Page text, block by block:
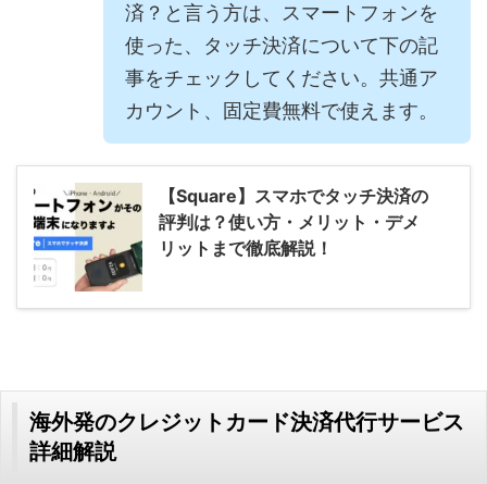
済？と言う方は、スマートフォンを
使った、タッチ決済について下の記
事をチェックしてください。共通ア
カウント、固定費無料で使えます。
【Square】スマホでタッチ決済の
評判は？使い方・メリット・デメ
リットまで徹底解説！
海外発のクレジットカード決済代行サービス
詳細解説